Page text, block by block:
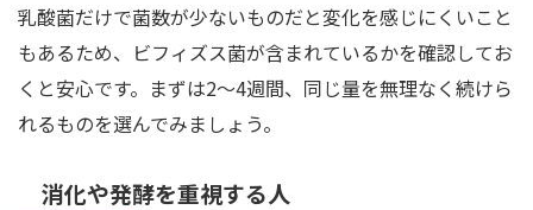
乳酸菌だけで菌数が少ないものだと変化を感じにくいこと
もあるため、ビフィズス菌が含まれているかを確認してお
くと安心です。まずは2〜4週間、同じ量を無理なく続けら
れるものを選んでみましょう。
消化や発酵を重視する人